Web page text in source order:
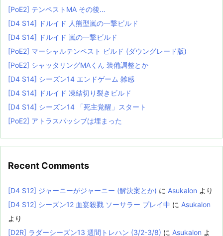
[PoE2] テンペストMA その後…
[D4 S14] ドルイド 人熊型嵐の一撃ビルド
[D4 S14] ドルイド 嵐の一撃ビルド
[PoE2] マーシャルテンペスト ビルド (ダウングレード版)
[PoE2] シャッタリングMAくん 装備調整とか
[D4 S14] シーズン14 エンドゲーム 雑感
[D4 S14] ドルイド 凍結切り裂きビルド
[D4 S14] シーズン14 「死主覚醒」スタート
[PoE2] アトラスパッシブは埋まった
Recent Comments
[D4 S12] ジャーニーがジャーニー (解決案とか) に Asukalon より
[D4 S12] シーズン12 血宴殺戮 ソーサラー プレイ中 に Asukalon
より
[D2R] ラダーシーズン13 週間トレハン (3/2-3/8) に Asukalon よ